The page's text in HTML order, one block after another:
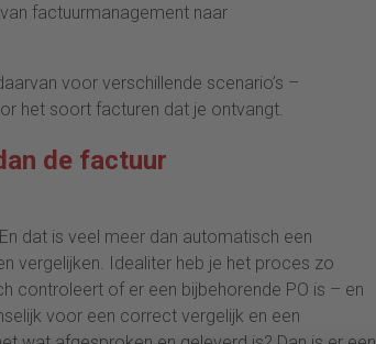
factuurmanagement naar
voor verschillende scenario’s –
het soort facturen dat je ontvangt.
de factuur
dat is veel meer dan automatisch een
vergelijken. Idealiter heb je het proces zo
controleert of er een bijbehorende PO is – en
voor een correct vergelijk en een